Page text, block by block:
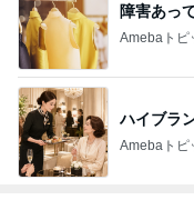
障害あっ
Amebaトピ
ハイブラ
Amebaトピ